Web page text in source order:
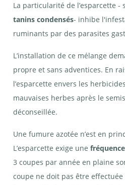
La particularité de l’esparcette -
tanins condensés- inhibe
ruminants par des parasites
L’installation de ce mélange
propre et sans adventices. En
l’esparcette envers les
mauvaises herbes après le
déconseillée.
Une fumure azotée n’est en
L’esparcette exige une
3 coupes par année en plaine
coupe ne doit pas être